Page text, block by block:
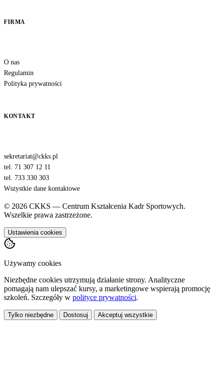
FIRMA
O nas
Regulamin
Polityka prywatności
KONTAKT
sekretariat@ckks.pl
tel. 71 307 12 11
tel. 733 330 303
Wszystkie dane kontaktowe
© 2026 CKKS — Centrum Kształcenia Kadr Sportowych.
Wszelkie prawa zastrzeżone.
Ustawienia cookies
Używamy cookies
Niezbędne cookies utrzymują działanie strony. Analityczne
pomagają nam ulepszać kursy, a marketingowe wspierają promocję
szkoleń. Szczegóły w polityce prywatności.
Tylko niezbędne Dostosuj Akceptuj wszystkie